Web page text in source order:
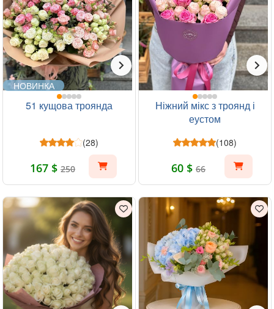
НОВИНКА
51 кущова троянда
(28)
167 $ 250
Ніжний мікс з троянд і
еустом
(108)
60 $ 66